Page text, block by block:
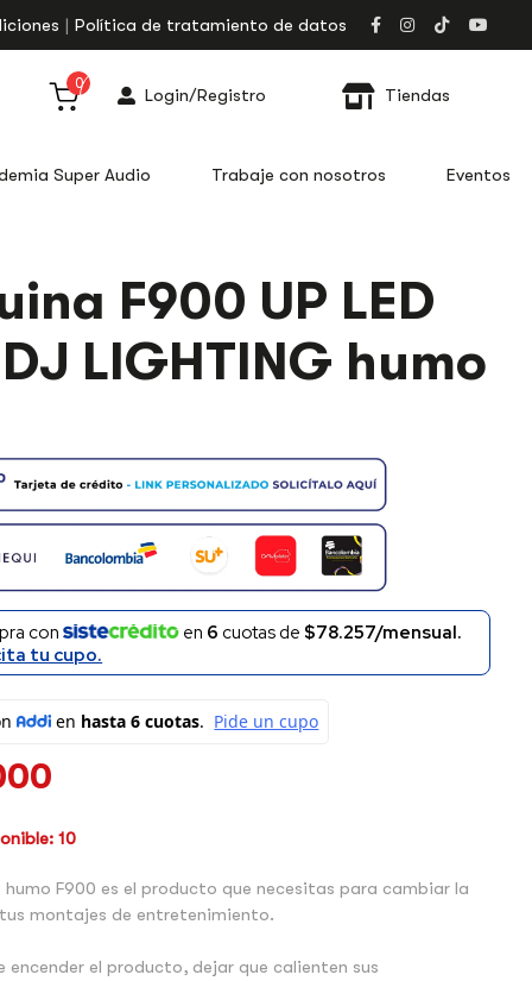
Política de tratamiento de datos
0
Login/Registro Tiendas
Super Audio Trabaje con nosotros Eventos
F900 UP LED
LIGHTING humo
con en 6 cuotas de $78.257/mensual.
tu cupo.
10
humo F900 es el producto que necesitas para cambiar la
montajes de entretenimiento.
encender el producto, dejar que calienten sus